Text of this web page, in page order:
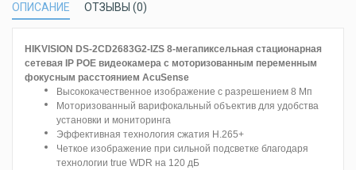
ОПИСАНИЕ ОТЗЫВЫ (0)
HIKVISION DS-2CD2683G2-IZS 8-мегапиксельная стационарная
сетевая IP POE видеокамера с моторизованным переменным
фокусным расстоянием AcuSense
Высококачественное изображение с разрешением 8 Мп
Моторизованный варифокальный объектив для удобства
установки и мониторинга
Эффективная технология сжатия H.265+
Четкое изображение при сильной подсветке благодаря
технологии true WDR на 120 дБ